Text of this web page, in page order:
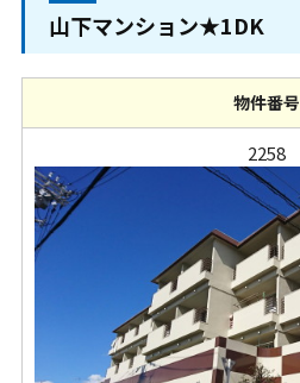
山下マンション★1DK
物件番号
2258